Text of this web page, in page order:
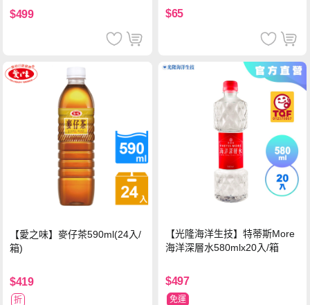
$499 $65
【愛之味】麥仔茶590ml(24入/
箱)
$419
折
【光隆海洋生技】特蒂斯More
海洋深層水580mlx20入/箱
$497
免運